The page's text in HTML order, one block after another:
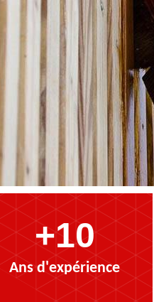
+10
Ans d'expérience